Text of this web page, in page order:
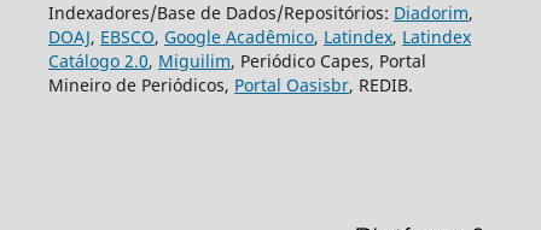
Indexadores/Base de Dados/Repositórios: Diadorim,
DOAJ, EBSCO, Google Acadêmico, Latindex, Latindex
Catálogo 2.0, Miguilim, Periódico Capes, Portal
Mineiro de Periódicos, Portal Oasisbr, REDIB.